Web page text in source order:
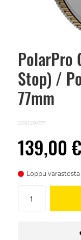
PolarPro
Stop) /
77mm
229129477
139,00 €
Loppu varastosta
Skip
beginning
images